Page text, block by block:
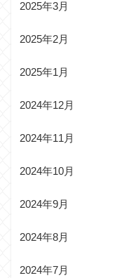
2025年3月
2025年2月
2025年1月
2024年12月
2024年11月
2024年10月
2024年9月
2024年8月
2024年7月